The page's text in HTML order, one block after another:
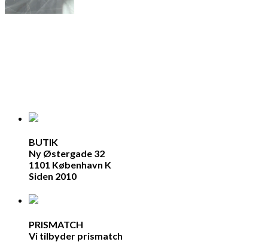
BUTIK
Ny Østergade 32
1101 København K
Siden 2010
PRISMATCH
Vi tilbyder prismatch